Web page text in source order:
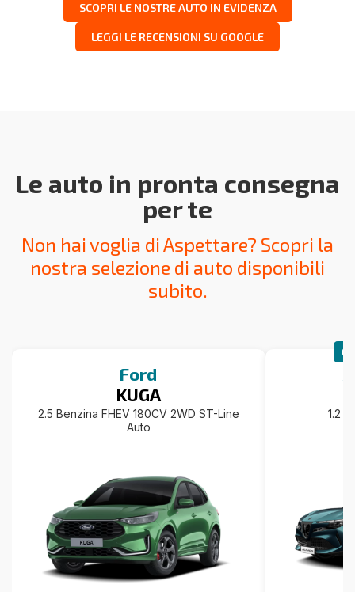
SCOPRI LE NOSTRE AUTO IN EVIDENZA
LEGGI LE RECENSIONI SU GOOGLE
Le auto in pronta consegna
per te
Non hai voglia di Aspettare? Scopri la
nostra selezione di auto disponibili
subito.
Ford
KUGA
2.5 Benzina FHEV 180CV 2WD ST-Line
Auto
1.2